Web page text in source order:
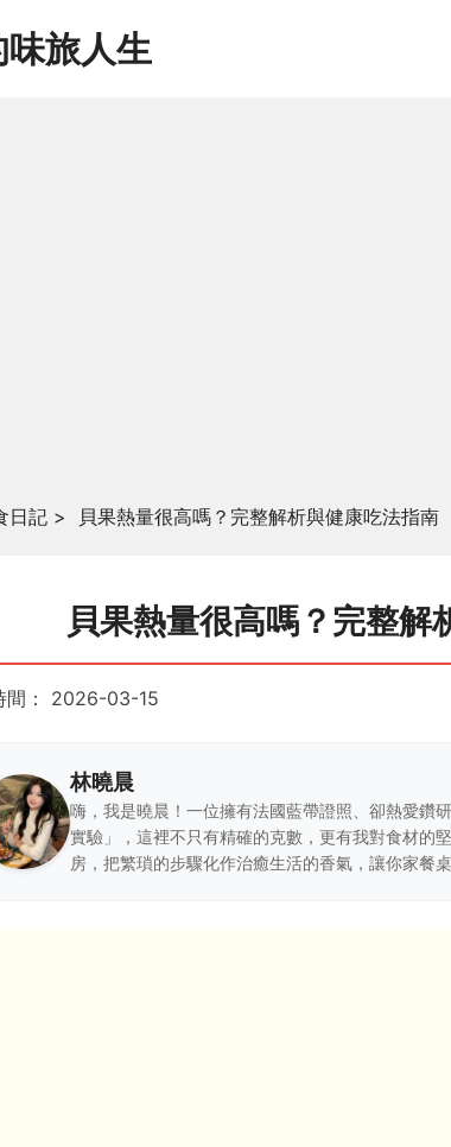
旅人生
日記 > 貝果熱量很高嗎？完整解析與健康吃法指南
貝果熱量很高嗎？完整解
： 2026-03-15
林曉晨
嗨，我是曉晨！一位擁有法國藍帶證照、卻熱愛鑽
實驗」，這裡不只有精確的克數，更有我對食材的
房，把繁瑣的步驟化作治癒生活的香氣，讓你家餐